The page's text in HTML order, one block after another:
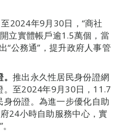
至2024年9月30日，“商社
立實體帳戶逾1.5萬個，當
“公務通”，提升政府人事管
推出永久性居民身份證網
。至2024年9月30日，11.7
份證。為進一步優化自助
24小時自助服務中心，實